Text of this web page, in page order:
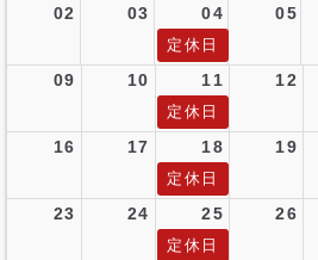
02 03 04 05
定休日
09 10 11 12
定休日
16 17 18 19
定休日
23 24 25 26
定休日